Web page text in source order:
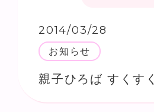
2014/03/28
お知らせ
親子ひろば すくすく